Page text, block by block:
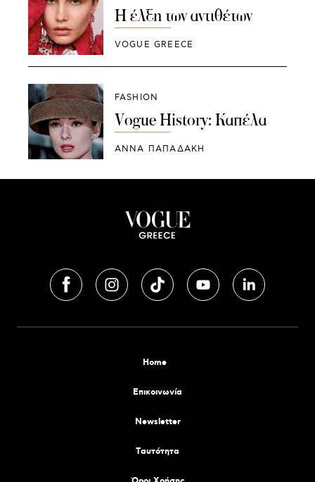
H έλξη των αντιθέτων
VOGUE GREECE
FASHION
Vogue History: Kαπέλα
ΑΝΝΑ ΠΑΠΑΔΑΚΗ
Home
Επικοινωνία
Newsletter
Tαυτότητα